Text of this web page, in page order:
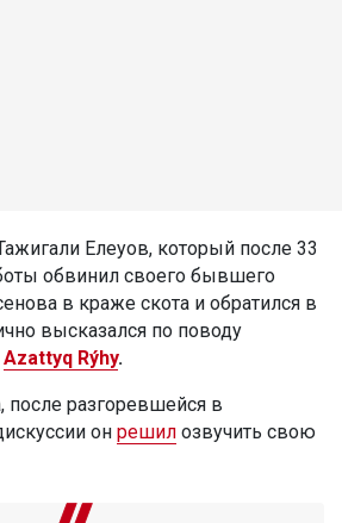
Елеуов, который после 33
обвинил своего бывшего
в краже скота и обратился в
высказался по поводу
Azattyq Rýhy.
после разгоревшейся в
он решил озвучить свою